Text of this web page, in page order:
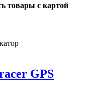
товары с картой
GPS